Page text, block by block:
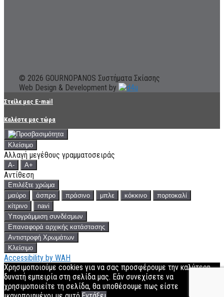
© 2026 GOURNOPANOS Συστήματα Σκίασης
Web Design & Development by
Στείλε μας E-mail
Καλέστε μας τώρα
Κλείσιμο
Αλλαγή μεγέθους γραμματοσειράς
A- A+
Αντίθεση
Επιλέξτε χρώμα
μαύρο
άσπρο πράσινο μπλε κόκκινο
πορτοκαλί
κίτρινο
navi
Υπογράμμιση συνδέσμων
Επαναφορά αρχικής κατάστασης
Αντιστροφή Χρωμάτων
Κλείσιμο
Accessibility by WAH
Χρησιμοποιούμε cookies για να σας προσφέρουμε την καλύτερη
δυνατή εμπειρία στη σελίδα μας. Εάν συνεχίσετε να
χρησιμοποιείτε τη σελίδα, θα υποθέσουμε πως είστε